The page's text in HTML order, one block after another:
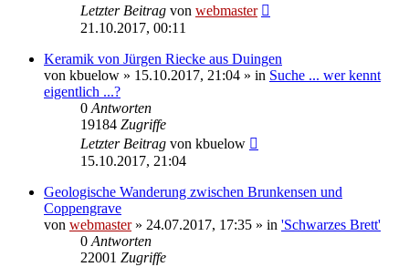
Letzter Beitrag von webmaster
21.10.2017, 00:11
Keramik von Jürgen Riecke aus Duingen
von kbuelow » 15.10.2017, 21:04 » in Suche ... wer kennt
eigentlich ...?
0 Antworten
19184 Zugriffe
Letzter Beitrag von kbuelow
15.10.2017, 21:04
Geologische Wanderung zwischen Brunkensen und
Coppengrave
von webmaster» 24.07.2017, 17:35 » in 'Schwarzes Brett'
0 Antworten
22001 Zugriffe